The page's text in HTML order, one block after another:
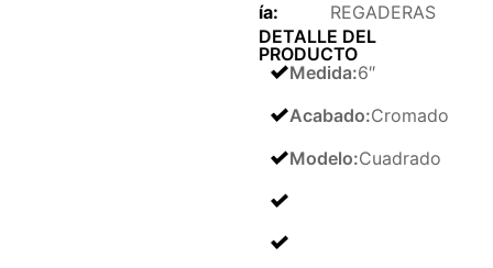
ía:
REGADERAS
DETALLE DEL
PRODUCTO
Medida:6″
Acabado:Cromado
Modelo:Cuadrado